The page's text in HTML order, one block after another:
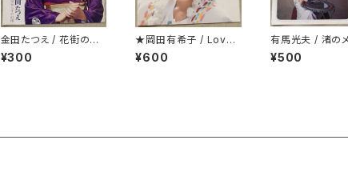
金田たつえ / 花街の母
着物ジャケ
¥300
★岡田有希子 / Love
Fair
¥600
有馬光夫 / 渚の
ィー
¥500